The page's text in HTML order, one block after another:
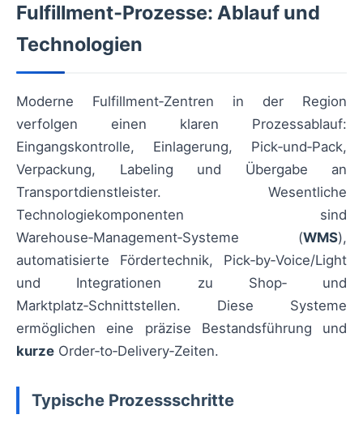
Fulfillment‑Prozesse: Ablauf und
Technologien
Moderne Fulfillment‑Zentren in der Region
verfolgen einen klaren Prozessablauf:
Eingangskontrolle, Einlagerung, Pick‑und‑Pack,
Verpackung, Labeling und Übergabe an
Transportdienstleister. Wesentliche
Technologiekomponenten sind
Warehouse‑Management‑Systeme (WMS),
automatisierte Fördertechnik, Pick‑by‑Voice/Light
und Integrationen zu Shop‑ und
Marktplatz‑Schnittstellen. Diese Systeme
ermöglichen eine präzise Bestandsführung und
kurze Order‑to‑Delivery‑Zeiten.
Typische Prozessschritte